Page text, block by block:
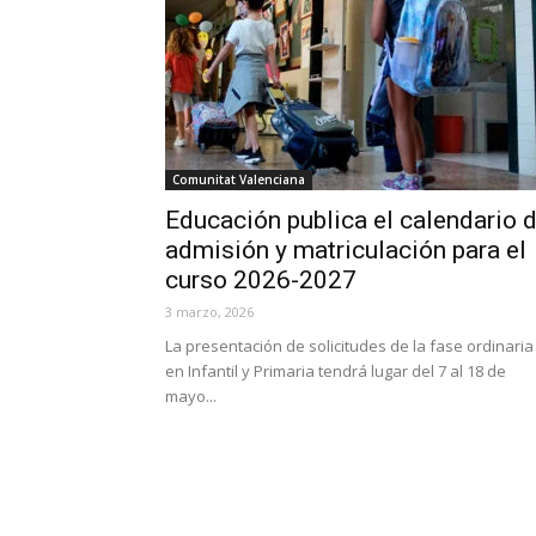
Comunitat Valenciana
Educación publica el calendario
admisión y matriculación para el
curso 2026-2027
3 marzo, 2026
La presentación de solicitudes de la fase ordinaria
en Infantil y Primaria tendrá lugar del 7 al 18 de
mayo...